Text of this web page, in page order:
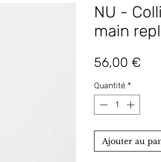
NU -
main
56,00 €
Quantité *
Ajouter au